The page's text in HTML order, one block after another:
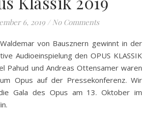
6, 2019 / No Comments
Audioeinspielung den OPUS KLASSIK
Pahud und Andreas Ottensamer waren
Opus auf der Pressekonferenz. Wir
Gala des Opus am 13. Oktober im